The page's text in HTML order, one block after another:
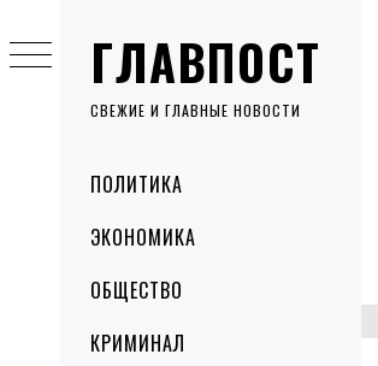
ГЛАВПОСТ
СВЕЖИЕ И ГЛАВНЫЕ НОВОСТИ
MenuПОЛИТИКА
ЭКОНОМИКА
ОБЩЕСТВО
КРИМИНАЛ
to
content